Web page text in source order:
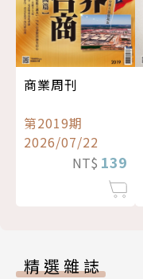
商業周刊
第2019期
2026/07/22
NT$ 139
精選雜誌